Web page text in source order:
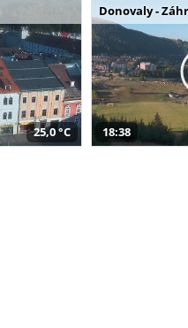
25,0 °C
Donovaly -
18:38